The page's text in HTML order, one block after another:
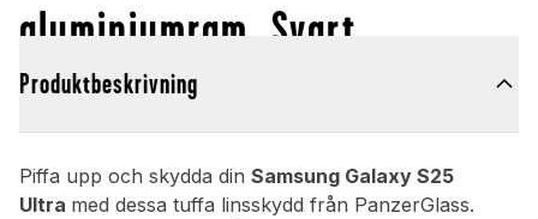
aluminiumram, Svart
Produktbeskrivning
Piffa upp och skydda din Samsung Galaxy S25
Ultra med dessa tuffa linsskydd från PanzerGlass.